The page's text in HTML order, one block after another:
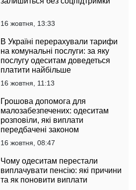
16 жовтня, 13:33
В Україні перерахували тарифи
на комунальні послуги: за яку
послугу одеситам доведеться
платити найбільше
16 жовтня, 11:13
Грошова допомога для
малозабезпечених: одеситам
розповіли, які виплати
передбачені законом
16 жовтня, 08:47
Чому одеситам перестали
виплачувати пенсію: які причини
та як поновити виплати